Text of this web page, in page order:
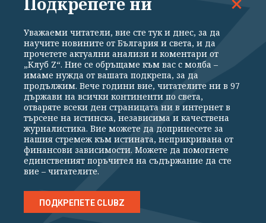
Общи условия
Политика за поверителност
Реклама
Партньори Контакти
За Клуб Z
Екип
Подкрепете ни
Издател на www.clubz.bg е „Клуб Зебра Медия“ ЕООД, София, ул. "Алеко
Константинов" 3. Всички права запазени 2026 „Клуб Зебра Медия“
Препечатването на материали, снимки и видео от www.clubz.bg без
разрешение ще бъде преследвано по съдебен път, съгласно
ОБЩИТЕ УСЛОВИЯ
Уважаеми читатели, вие сте тук и днес, за да
научите новините от България и света, и да
прочетете актуални анализи и коментари от
„Клуб Z“. Ние се обръщаме към вас с молба –
имаме нужда от вашата подкрепа, за да
продължим. Вече години вие, читателите ни в 97
държави на всички континенти по света,
отваряте всеки ден страницата ни в интернет в
търсене на истинска, независима и качествена
журналистика. Вие можете да допринесете за
нашия стремеж към истината, неприкривана от
финансови зависимости. Можете да помогнете
единственият поръчител на съдържание да сте
вие – читателите.
ПОДКРЕПЕТЕ CLUBZ